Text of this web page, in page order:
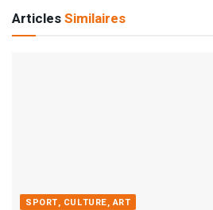
ArticlesSimilaires
SPORT, CULTURE, ART